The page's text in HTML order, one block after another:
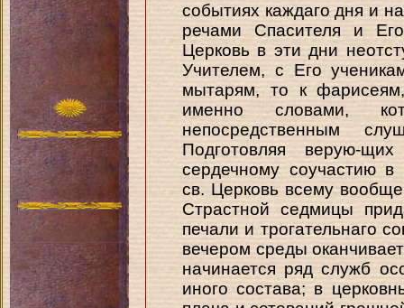
событиях каждаго дня и
речами Спасителя и
Церковь в эти дни
Учителем, с Его
мытарям, то к
именно словами,
непосредственным
Подготовляя верую-
сердечному соучастию в
св. Церковь всему
Страстной седмицы
печали и трогательнаго
вечером среды
начинается ряд служб
иного состава; в